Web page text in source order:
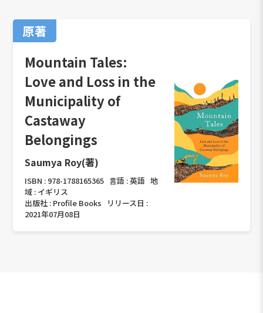
原著
Mountain Tales:
Love and Loss in the
Municipality of
Castaway
Belongings
Saumya Roy(著)
ISBN : 978-1788165365 言語 :英語 地
域 : イギリス
出版社 : Profile Books
リリース日 :
2021年07月08日